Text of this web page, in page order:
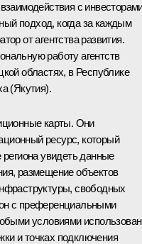
с
подход, когда за каждым
от агентства развития.
работу агентств
областях, в Республике
(Якутия).
карты. Они
ресурс, который
региона увидеть данные
размещение объектов
свободных
с преференциальными
условиями
и точках подключения